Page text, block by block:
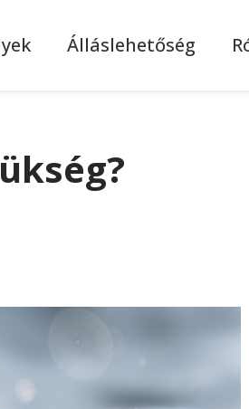
Álláslehetőség